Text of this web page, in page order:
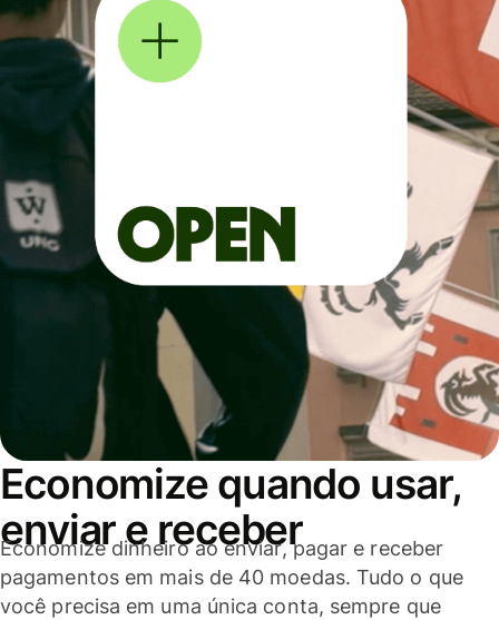
Economize quando usar,
enviar e receber
Economize dinheiro ao enviar, pagar e receber
pagamentos em mais de 40 moedas. Tudo o que
você precisa em uma única conta, sempre que